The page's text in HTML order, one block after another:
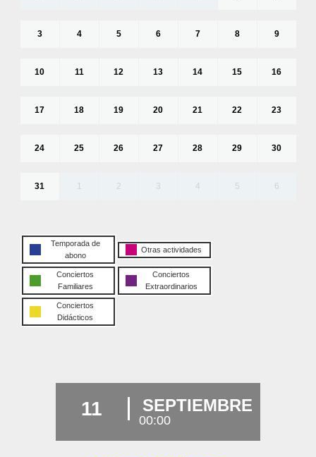
3 4 5 6 7 8 9
10 11 12 13 14 15 16
17 18 19 20 21 22 23
24 25 26 27 28 29 30
31 1 2 3 4 5 6
Temporada de
abono
Otras actividades
Conciertos
Familiares
Conciertos
Extraordinarios
Conciertos
Didácticos
11 SEPTIEMBRE
00:00